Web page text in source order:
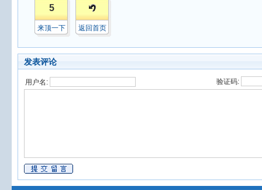
5
来顶一下 返回首页
发表评论
用户名: 验证码: